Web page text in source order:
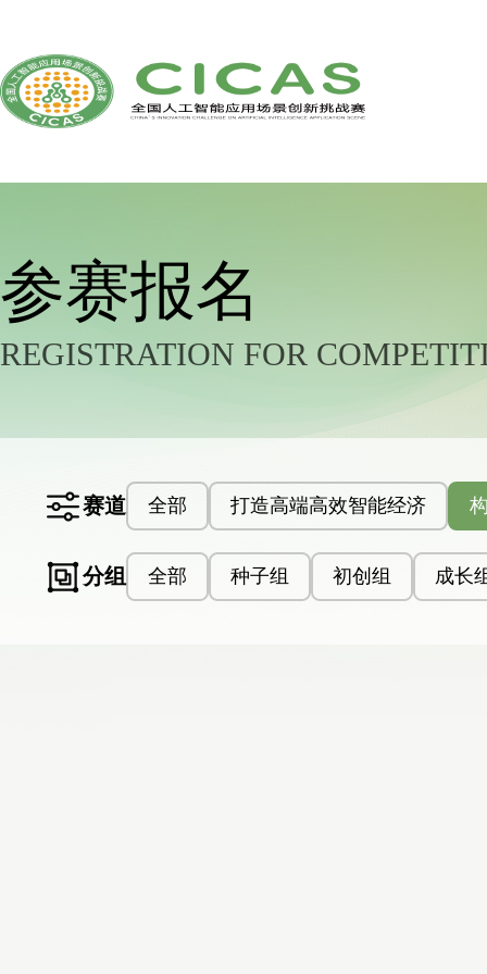
参赛报名
REGISTRATION FOR
赛道 全部 打造高端高效智能经济
分组 全部 种子组 初创组 成长